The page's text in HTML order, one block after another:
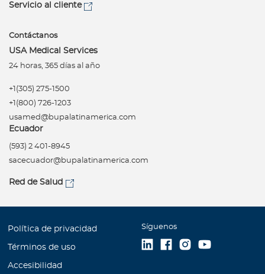
Servicio al cliente
Contáctanos
USA Medical Services
24 horas, 365 días al año
+1(305) 275-1500
+1(800) 726-1203
usamed@bupalatinamerica.com
Ecuador
(593) 2 401-8945
sacecuador@bupalatinamerica.com
Red de Salud
Política de privacidad
Términos de uso
Accesibilidad
Síguenos